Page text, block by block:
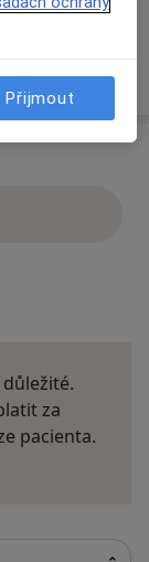
za
pacienta.
Přijmout